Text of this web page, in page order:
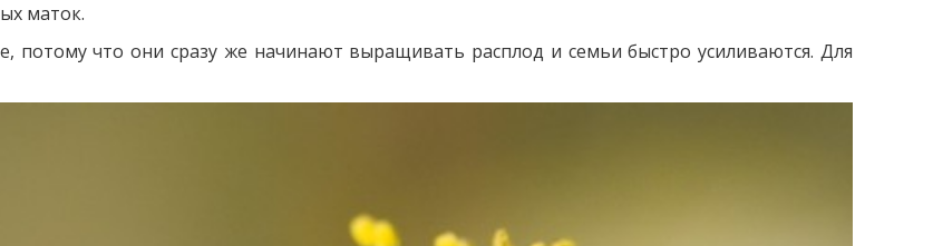
маток.
что они сразу же начинают выращивать расплод и семьи быстро усиливаются. Для